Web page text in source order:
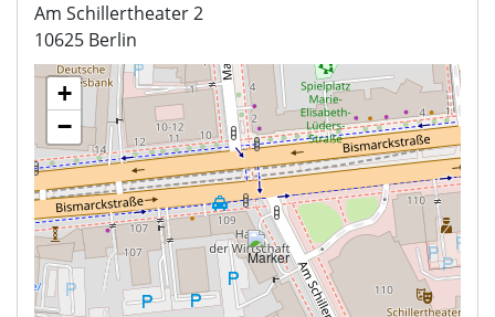
Am Schillertheater 2
10625 Berlin
+
−